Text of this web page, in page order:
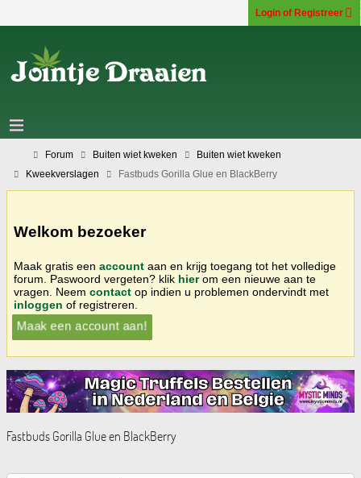
Login of Registreer
Forum Buiten wiet kweken
Buiten wiet kweken
Kweekverslagen
Fastbuds Gorilla Glue en BlackBerry
Welkom bezoeker
Maak gratis een account aan en krijg toegang tot het volledige
forum. Paswoord vergeten? klik hierom een nieuwe aan te
vragen. Neem contact op indien u problemen ondervindt met
inloggen of registreren.
Maak een account aan!
Fastbuds Gorilla Glue en BlackBerry